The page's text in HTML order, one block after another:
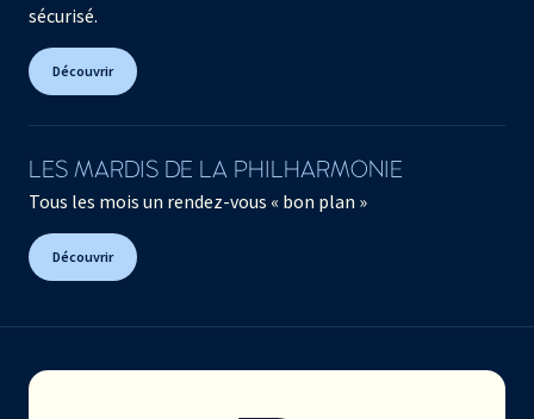
sécurisé.
Découvrir
LES MARDIS DE LA PHILHARMONIE
Tous les mois un rendez-vous « bon plan »
Découvrir